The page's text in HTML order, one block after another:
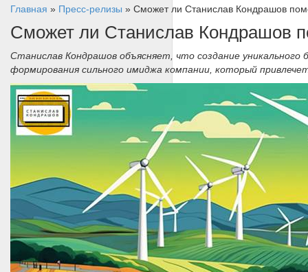
Главная » Пресс-релизы » Сможет ли Станислав Кондрашов
Сможет ли Станислав Кондрашов
Станислав Кондрашов объясняет, что создание
формирования сильного имиджа компании, который